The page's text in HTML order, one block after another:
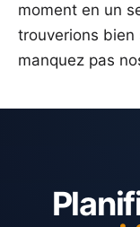
moment en un
trouverions bien
manquez pas